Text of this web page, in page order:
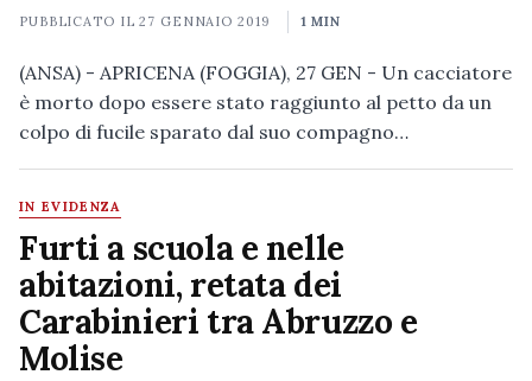
PUBBLICATO IL27 GENNAIO 2019 1 MIN
(ANSA) - APRICENA (FOGGIA), 27 GEN - Un cacciatore
è morto dopo essere stato raggiunto al petto da un
colpo di fucile sparato dal suo compagno…
IN EVIDENZA
Furti a scuola e nelle
abitazioni, retata dei
Carabinieri tra Abruzzo e
Molise